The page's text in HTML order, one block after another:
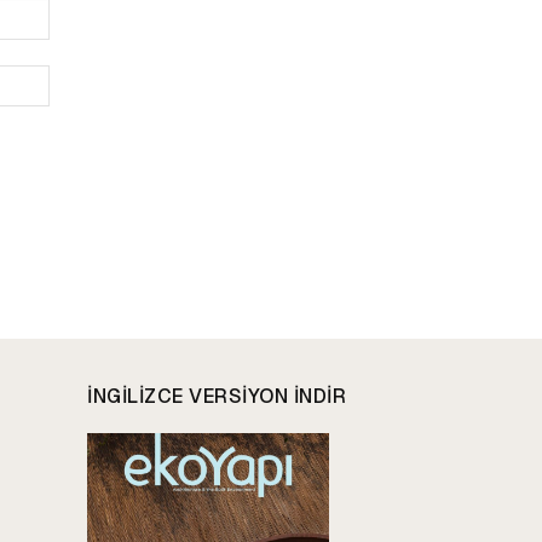
Posta:*
INGILIZCE VERSIYON INDIR